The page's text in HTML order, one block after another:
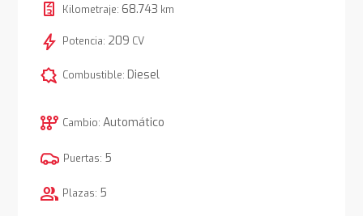
Kilometraje: 68.743 km
bolt Potencia: 209 CV
comic_bubble Combustible: Diesel
auto_transmission Cambio: Automático
Puertas: 5
group Plazas: 5